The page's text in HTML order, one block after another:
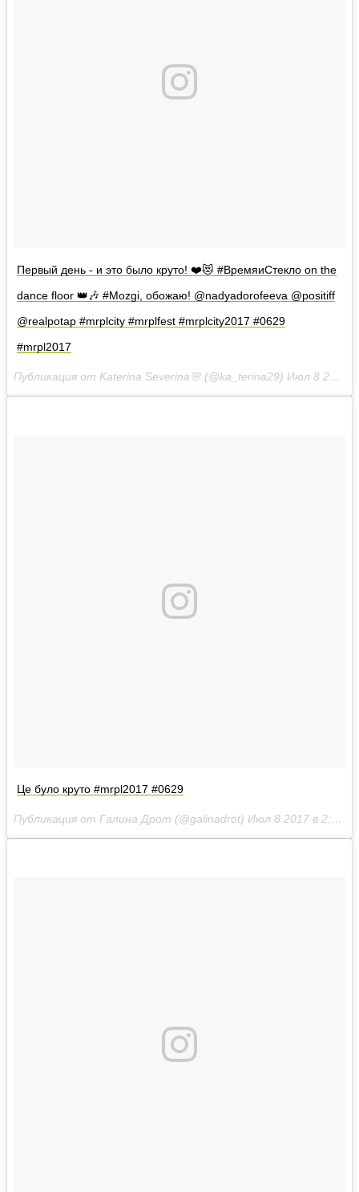
Первый день - и это было круто! ❤️😻 #ВремяиСтекло on the
dance floor 👑🎶 #Mozgi, обожаю! @nadyadorofeeva @positiff
@realpotap #mrplcity #mrplfest #mrplcity2017 #0629
#mrpl2017
Публикация от Katerina Severina🌸 (@ka_terina29) Июл 8 2017 в 3:12 PDT
Це було круто #mrpl2017 #0629
Публикация от Галина Дрот (@galinadrot) Июл 8 2017 в 2:31 PDT